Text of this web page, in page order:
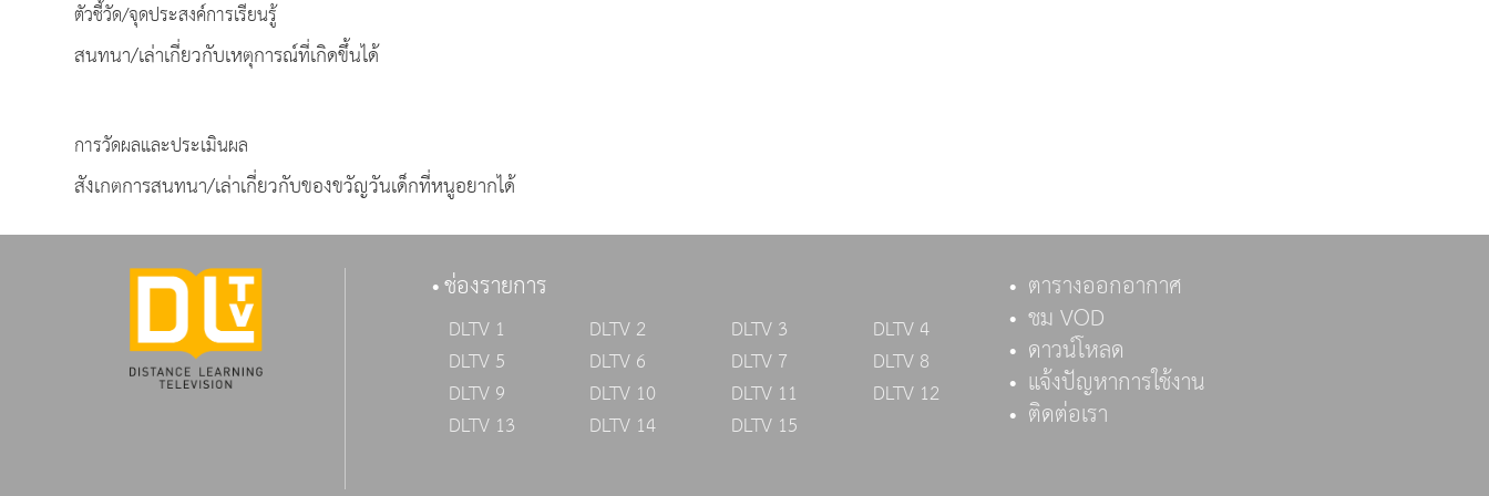
ตัวชี้วัด/จุดประสงค์การเรียนรู้
สนทนา/เล่าเกี่ยวกับเหตุการณ์ที่เกิดขึ้นได้
การวัดผลและประเมินผล
สังเกตการสนทนา/เล่าเกี่ยวกับของขวัญวันเด็กที่หนูอยากได้
ช่องรายการ
DLTV 1 DLTV 2 DLTV 3
DLTV 4
DLTV 5
DLTV 6 DLTV 7
DLTV 8
DLTV 9
DLTV 10 DLTV 11
DLTV 12
DLTV 13
DLTV 14 DLTV 15
ตารางออกอากาศ
ชม VOD
ดาวน์โหลด
แจ้งปัญหาการใช้งาน
ติดต่อเรา